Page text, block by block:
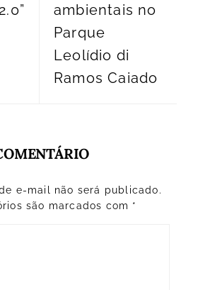
ambientais no
Parque
Leolídio di
Ramos Caiado
e-mail não será publicado.
são marcados com *